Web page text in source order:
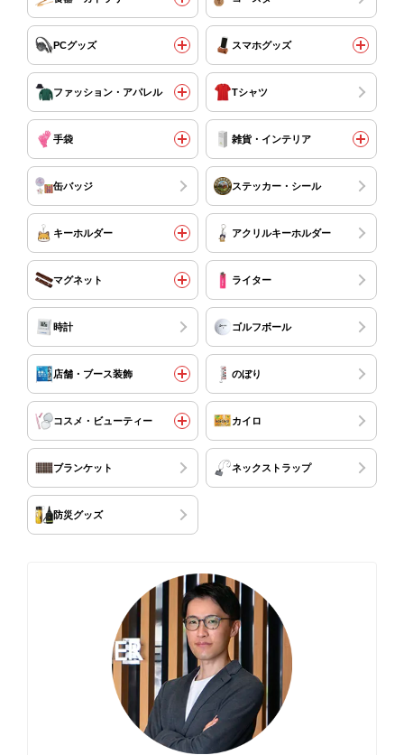
PCグッズ スマホグッズ
ファッション・アパレル Tシャツ
手袋 雑貨・インテリア
缶バッジ ステッカー・シール
キーホルダー アクリルキーホルダー
マグネット ライター
時計 ゴルフボール
店舗・ブース装飾 のぼり
コスメ・ビューティー カイロ
ブランケット ネックストラップ
防災グッズ